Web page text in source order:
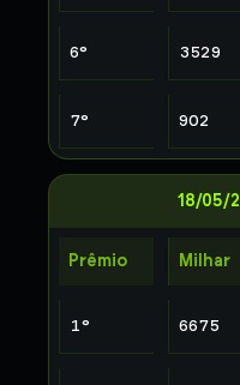
6° 3529
7° 902
18/05/
Prêmio Milhar
1° 6675